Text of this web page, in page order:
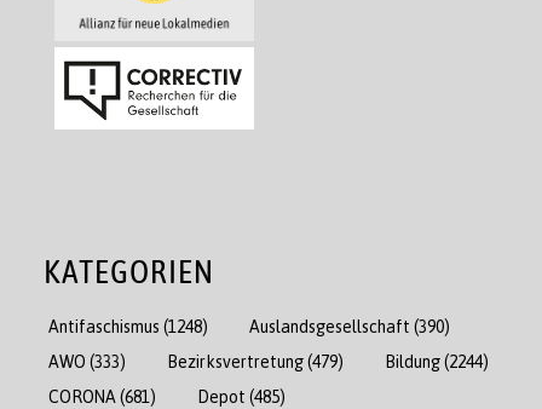
KATEGORIEN
Antifaschismus (1248) Auslandsgesellschaft (390)
AWO (333) Bezirksvertretung(479) Bildung(2244)
CORONA (681) Depot (485)